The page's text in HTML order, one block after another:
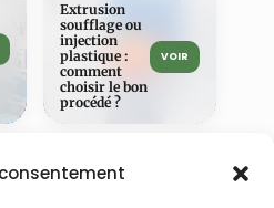
Extrusion
soufflage ou
injection
plastique :
comment
choisir le bon
procédé ?
VOIR